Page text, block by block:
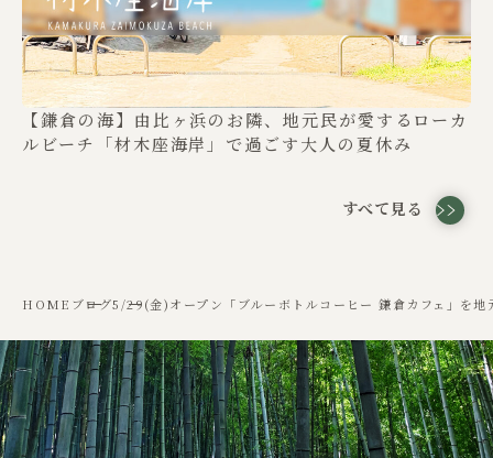
【鎌倉の海】由比ヶ浜のお隣、地元民が愛するローカ
ルビーチ「材木座海岸」で過ごす大人の夏休み
すべて見る
HOME ブログ5/29(金)オープン「ブルーボトルコーヒー 鎌倉カフェ」を